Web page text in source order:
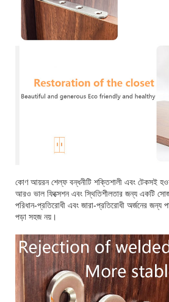
কোণ আয়রন শেল্ফ বন্ধনীটি শক্তিশালী এবং টেকসই
আরও ভাল ফিক্সেশন এবং স্থিতিশীলতার জন্য একটি
পরিধান-প্রতিরোধী এবং জারা-প্রতিরোধী অর্জনের জন্য
পড়া সহজ নয়।